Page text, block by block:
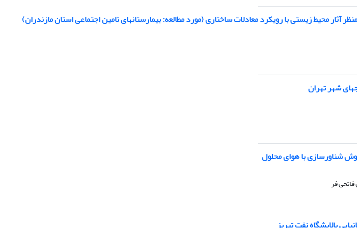
آثار محیط زیستی با رویکرد معادلات ساختاری (مورد مطالعه: بیمارستانهای تامین اجتماعی استان مازندران)
شهر تهران
شناورسازی با هوای محلول
فر